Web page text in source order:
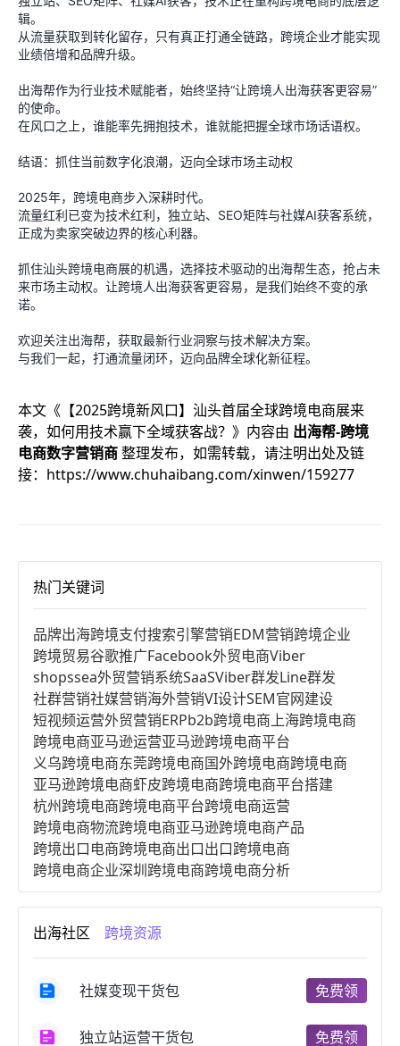
辑。
从流量获取到转化留存，只有真正打通全链路，跨境企业才能实现
业绩倍增和品牌升级。
出海帮作为行业技术赋能者，始终坚持“让跨境人出海获客更容易”
的使命。
在风口之上，谁能率先拥抱技术，谁就能把握全球市场话语权。
结语：抓住当前数字化浪潮，迈向全球市场主动权
2025年，跨境电商步入深耕时代。
流量红利已变为技术红利，独立站、SEO矩阵与社媒AI获客系统，
正成为卖家突破边界的核心利器。
抓住汕头跨境电商展的机遇，选择技术驱动的出海帮生态，抢占未
来市场主动权。让跨境人出海获客更容易，是我们始终不变的承
诺。
欢迎关注出海帮，获取最新行业洞察与技术解决方案。
与我们一起，打通流量闭环，迈向品牌全球化新征程。
本文《 【2025跨境新风口】汕头首届全球跨境电商展来
袭，如何用技术赢下全域获客战？ 》内容由 出海帮-跨境
电商数字营销商整理发布，如需转载，请注明出处及链
接： https://www.chuhaibang.com/xinwen/159277
热门关键词
品牌出海跨境支付搜索引擎营销EDM营销跨境企业
跨境贸易谷歌推广Facebook外贸电商Viber
shopssea外贸营销系统SaaSViber群发Line群发
社群营销社媒营销海外营销VI设计SEM官网建设
短视频运营外贸营销ERPb2b跨境电商上海跨境电商
跨境电商亚马逊运营亚马逊跨境电商平台
义乌跨境电商东莞跨境电商国外跨境电商跨境电商
亚马逊跨境电商虾皮跨境电商跨境电商平台搭建
杭州跨境电商跨境电商平台跨境电商运营
跨境电商物流跨境电商亚马逊跨境电商产品
跨境出口电商跨境电商出口出口跨境电商
跨境电商企业深圳跨境电商跨境电商分析
进口跨境电商跨境电商服务广州跨境电商
跨境电商市场跨境电商创业跨境电商注册
跨境电商开店跨境电商营销
跨境电商商品个人跨境电商跨境电商案例
郑州跨境电商跨境电商趋势
跨境电商费用美国跨境电商
出海社区 跨境资源
社媒变现干货包 免费领
独立站运营干货包 免费领